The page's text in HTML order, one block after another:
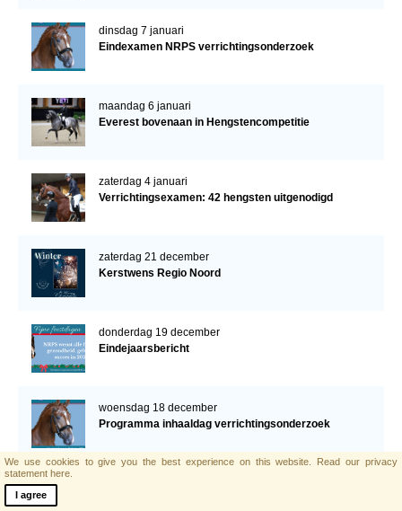
dinsdag 7 januari
Eindexamen NRPS verrichtingsonderzoek
maandag 6 januari
Everest bovenaan in Hengstencompetitie
zaterdag 4 januari
Verrichtingsexamen: 42 hengsten uitgenodigd
zaterdag 21 december
Kerstwens Regio Noord
donderdag 19 december
Eindejaarsbericht
woensdag 18 december
Programma inhaaldag verrichtingsonderzoek
We use cookies to give you the best experience on this website. Read our privacy
statement here.
I agree